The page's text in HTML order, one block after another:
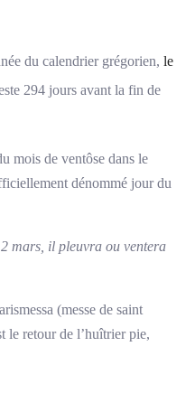
du calendrier grégorien, le
294 jours avant la fin de
mois de ventôse dans le
dénommé jour du
mars, il pleuvra ou ventera
(messe de saint
le retour de l’huîtrier pie,